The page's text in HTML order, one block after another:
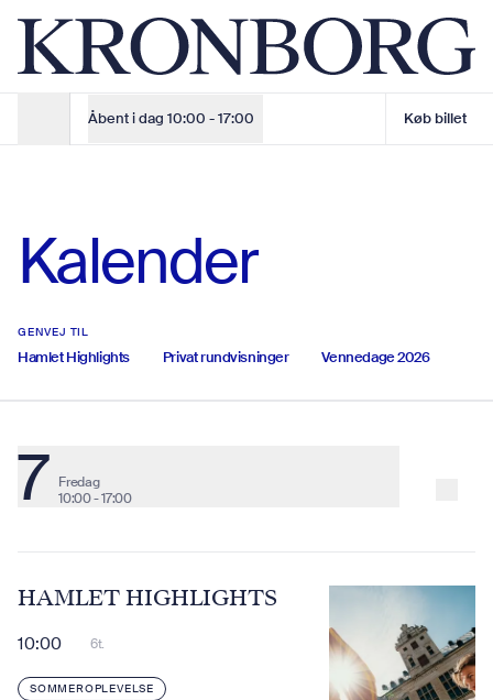
Åbent i dag 10:00 - 17:00
Åbningstider Køb billet
Dagsbillet
Barn
Gratis
Køb billet online
135 kr.
Åbningstider
Køb billet
Kalender
GENVEJ TIL
Hamlet Highlights Privat rundvisninger Vennedage 2026
Valgte dato: Fredag d. 7. August
7
Fredag
10:00 - 17:00
HAMLET HIGHLIGHTS
SOMMEROPLEVELSE
10:00 6t.